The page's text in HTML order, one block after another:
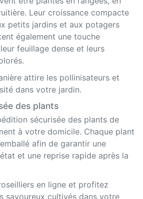
Leur croissance compacte
petits jardins et aux potagers
également une touche
feuillage dense et leurs
attire les pollinisateurs et
dans votre jardin.
des plants
sécurisée des plants de
à votre domicile. Chaque plant
afin de garantir une
et une reprise rapide après la
en ligne et profitez
savoureux cultivés dans votre